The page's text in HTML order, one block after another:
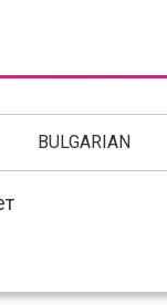
BULGARIAN